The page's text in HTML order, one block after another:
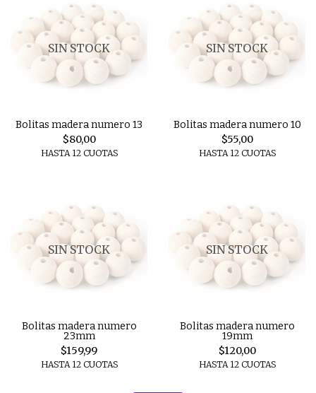
SIN STOCK
Bolitas madera numero 13
$80,00
HASTA 12 CUOTAS
SIN STOCK
Bolitas madera numero 10
$55,00
HASTA 12 CUOTAS
SIN STOCK
Bolitas madera numero
23mm
$159,99
HASTA 12 CUOTAS
SIN STOCK
Bolitas madera numero
19mm
$120,00
HASTA 12 CUOTAS